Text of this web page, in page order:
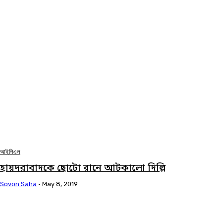
আইপিএল
হায়দরাবাদকে ছোটো রানে আটকালো দিল্লি
Sovon Saha - May 8, 2019